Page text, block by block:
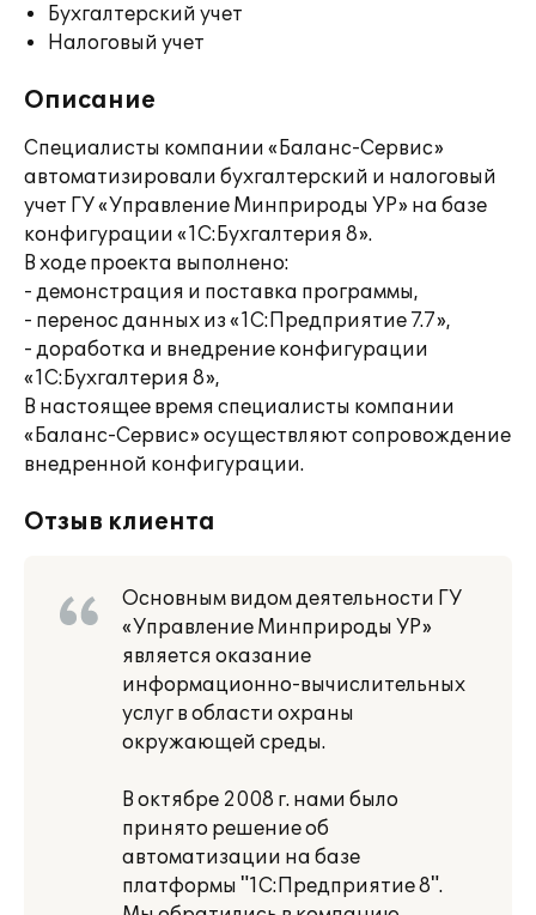
Бухгалтерский учет
Налоговый учет
Описание
Специалисты компании «Баланс-Сервис»
автоматизировали бухгалтерский и налоговый
учет ГУ «Управление Минприроды УР» на базе
конфигурации «1С:Бухгалтерия 8».
В ходе проекта выполнено:
- демонстрация и поставка программы,
- перенос данных из «1С:Предприятие 7.7»,
- доработка и внедрение конфигурации
«1С:Бухгалтерия 8»,
В настоящее время специалисты компании
«Баланс-Сервис» осуществляют сопровождение
внедренной конфигурации.
Отзыв клиента
Основным видом деятельности ГУ
«Управление Минприроды УР»
является оказание
информационно-вычислительных
услуг в области охраны
окружающей среды.
В октябре 2008 г. нами было
принято решение об
автоматизации на базе
платформы "1С:Предприятие 8".